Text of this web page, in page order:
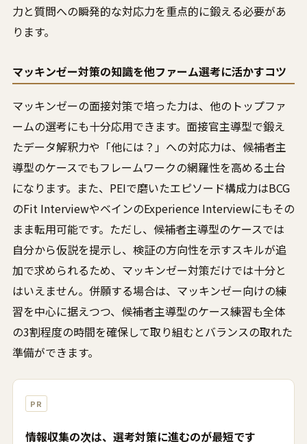
力と質問への瞬発的な対応力を重点的に鍛える必要があ
ります。
マッキンゼー対策の知識を他ファーム選考に活かすコツ
マッキンゼーの面接対策で培った力は、他のトップファ
ームの選考にも十分応用できます。面接官主導型で鍛え
たデータ解釈力や「他には？」への対応力は、候補者主
導型のケースでもフレームワークの網羅性を高める土台
になります。また、PEIで磨いたエピソード構成力はBCG
のFit InterviewやベインのExperience Interviewにもその
まま転用可能です。ただし、候補者主導型のケースでは
自分から仮説を提示し、検証の方向性を示すスキルが追
加で求められるため、マッキンゼー対策だけでは十分と
はいえません。併願する場合は、マッキンゼー向けの練
習を中心に据えつつ、候補者主導型のケース練習も全体
の3割程度の時間を確保して取り組むとバランスの取れた
準備ができます。
PR
情報収集の次は、選考対策に進むのが最短です